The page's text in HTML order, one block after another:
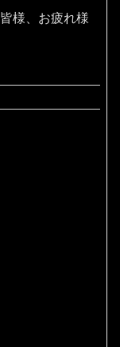
様、お疲れ様